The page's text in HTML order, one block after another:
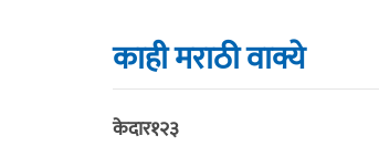
काही मराठी वाक्ये
केदार१२३